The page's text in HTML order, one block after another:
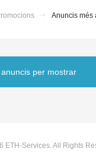
Anuncis més
per mostrar
ETH-Services. All Rights